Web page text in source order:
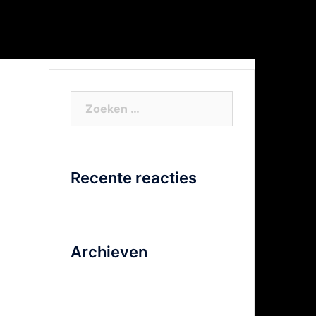
Recente reacties
Archieven